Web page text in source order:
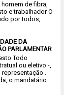
de fibra,
e trabalhador O
por todos,
DA
PARLAMENTAR
Todo
ou eletivo -,
.
o mandatário